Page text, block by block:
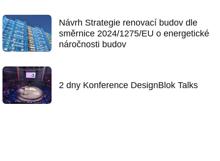
Návrh Strategie renovací budov dle
směrnice 2024/1275/EU o energetické
náročnosti budov
2 dny Konference DesignBlok Talks